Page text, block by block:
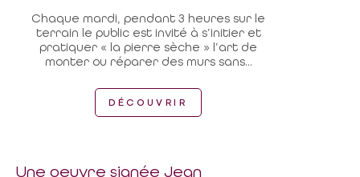
Chaque mardi, pendant 3 heures sur le
terrain le public est invité à s’initier et
pratiquer « la pierre sèche » l’art de
monter ou réparer des murs sans...
DÉCOUVRIR
Une oeuvre signée Jean